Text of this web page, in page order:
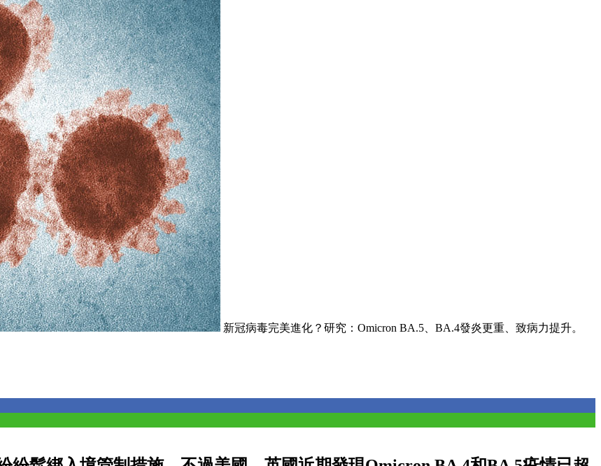
新冠病毒完美進化？研究：Omicron BA.5、BA.4發炎更重、致病力提升。